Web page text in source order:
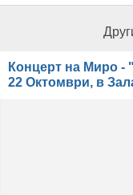
Концерт на Миро -
22 Октомври, в